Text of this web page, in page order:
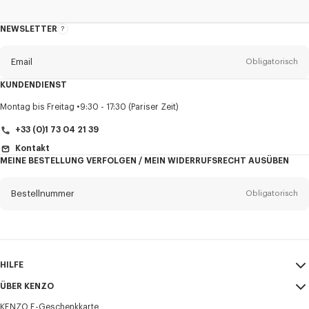
NEWSLETTER
Über
Email Obligatorisch
Anrede Obligatorisch
KUNDENDIENST
Montag bis Freitag 9:30 - 17:30 (Pariser Zeit)
+33 (0)1 73 04 21 39
Kontakt
MEINE BESTELLUNG VERFOLGEN / MEIN WIDERRUFSRECHT AUSÜBEN
Bestellnummer Obligatorisch
HILFE
Mein Konto
ÜBER KENZO
KENZO E-Geschenkkarte